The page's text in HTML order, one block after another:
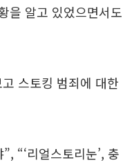
을 알고 있었으면서도
스토킹 범죄에 대한
“‘리얼스토리눈’, 충